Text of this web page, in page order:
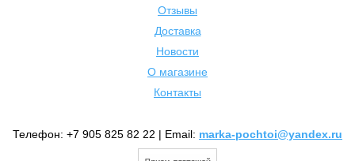
Отзывы
Доставка
Новости
О магазине
Контакты
Телефон: +7 905 825 82 22 | Email: marka-pochtoi@yandex.ru